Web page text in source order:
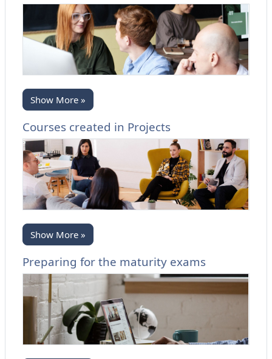
Show More »
Courses created in Projects
Show More »
Preparing for the maturity exams